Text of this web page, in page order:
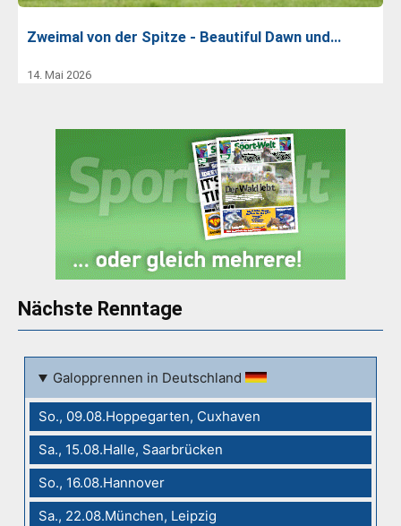
Zweimal von der Spitze - Beautiful Dawn und…
14. Mai 2026
Nächste Renntage
Galopprennen in Deutschland
So., 09.08.Hoppegarten, Cuxhaven
Sa., 15.08.Halle, Saarbrücken
So., 16.08.Hannover
Sa., 22.08.München, Leipzig